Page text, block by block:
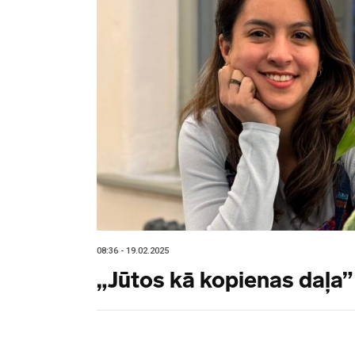
08:36 - 19.02.2025
„Jūtos kā kopienas